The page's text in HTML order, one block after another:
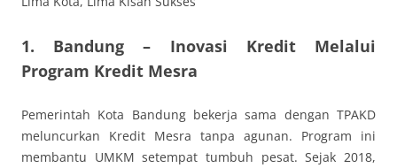
1. Bandung – Inovasi Kredit Melalui
Program Kredit Mesra
Pemerintah Kota Bandung bekerja sama dengan TPAKD
meluncurkan Kredit Mesra tanpa agunan. Program ini
membantu UMKM setempat tumbuh pesat. Sejak 2018,